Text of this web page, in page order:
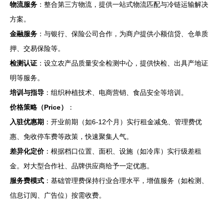
物流服务 ：整合第三方物流，提供一站式物流匹配与冷链运输解决
方案。
金融服务 ：与银行、保险公司合作，为商户提供小额信贷、仓单质
押、交易保险等。
检测认证 ：设立农产品质量安全检测中心，提供快检、出具产地证
明等服务。
培训与指导 ：组织种植技术、电商营销、食品安全等培训。
价格策略（Price）
：
入驻优惠期 ：开业前期（如6-12个月）实行租金减免、管理费优
惠、免收停车费等政策，快速聚集人气。
差异化定价：根据档口位置、面积、设施（如冷库）实行级差租
金。对大型合作社、品牌供应商给予一定优惠。
服务费模式 ：基础管理费保持行业合理水平，增值服务（如检测、
信息订阅、广告位）按需收费。